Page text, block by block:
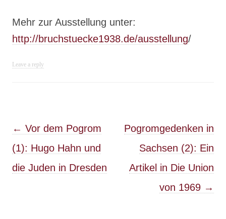
Mehr zur Ausstellung unter:
http://bruchstuecke1938.de/ausstellung/
Leave a reply
Post navigation
← Vor dem Pogrom
(1): Hugo Hahn und
die Juden in Dresden
Pogromgedenken in
Sachsen (2): Ein
Artikel in Die Union
von 1969 →